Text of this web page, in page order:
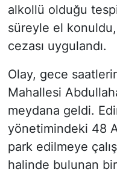
alkollü olduğu
süreyle el
cezası uygulandı.
Olay, gece
Mahallesi
meydana geldi.
yönetimindeki 48
park edilmeye
halinde bulunan